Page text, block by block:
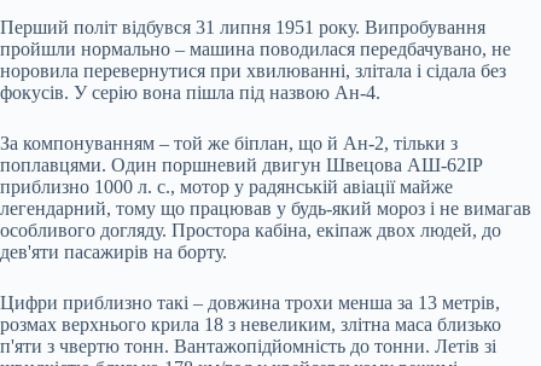
Перший політ відбувся 31 липня 1951 року. Випробування
пройшли нормально – машина поводилася передбачувано, не
норовила перевернутися при хвилюванні, злітала і сідала без
фокусів. У серію вона пішла під назвою Ан-4.
За компонуванням – той же біплан, що й Ан-2, тільки з
поплавцями. Один поршневий двигун Швецова АШ-62ІР
приблизно 1000 л. с., мотор у радянській авіації майже
легендарний, тому що працював у будь-який мороз і не вимагав
особливого догляду. Простора кабіна, екіпаж двох людей, до
дев'яти пасажирів на борту.
Цифри приблизно такі – довжина трохи менша за 13 метрів,
розмах верхнього крила 18 з невеликим, злітна маса близько
п'яти з чвертю тонн. Вантажопідйомність до тонни. Летів зі